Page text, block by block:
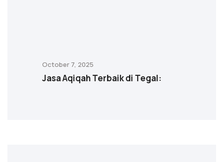
October 7, 2025
Jasa Aqiqah Terbaik di Tegal: